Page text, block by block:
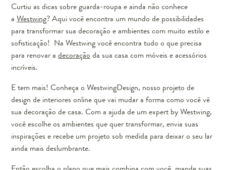
Curtiu as dicas sobre guarda-roupa e ainda não conhece
a Westwing? Aqui você encontra um mundo de possibilidades
para transformar sua decoração e ambientes com muito estilo e
sofisticação! Na Westwing você encontra tudo o que precisa
para renovar a decoração da sua casa com móveis e acessórios
incríveis.
E tem mais! Conheça o WestwingDesign, nosso projeto de
design de interiores online que vai mudar a forma como você vê
sua decoração de casa. Com a ajuda de um expert by Westwing,
você escolhe os ambientes que quer transformar, envia suas
inspirações e recebe um projeto sob medida para deixar o seu lar
ainda mais deslumbrante.